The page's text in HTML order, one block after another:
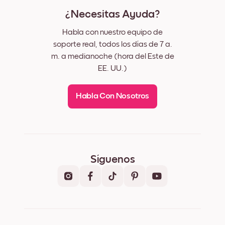
¿Necesitas Ayuda?
Habla con nuestro equipo de
soporte real, todos los días de 7 a.
m. a medianoche (hora del Este de
EE. UU.)
Habla Con Nosotros
Síguenos